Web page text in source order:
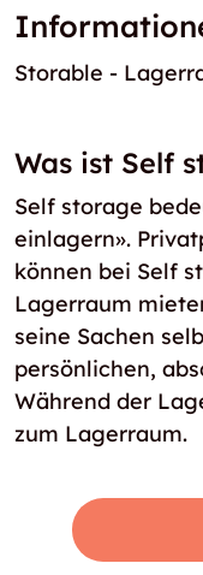
Storable -
Was ist Self
Self storage
einlagern».
können bei Self
Lagerraum
seine Sachen
persönlichen,
Während der
zum Lagerraum.